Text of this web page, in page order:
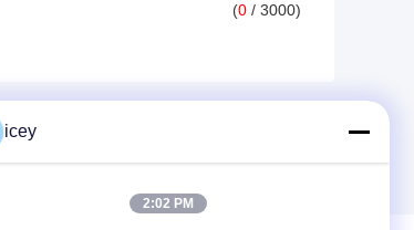
(0 / 3000)
icey
2:02 PM